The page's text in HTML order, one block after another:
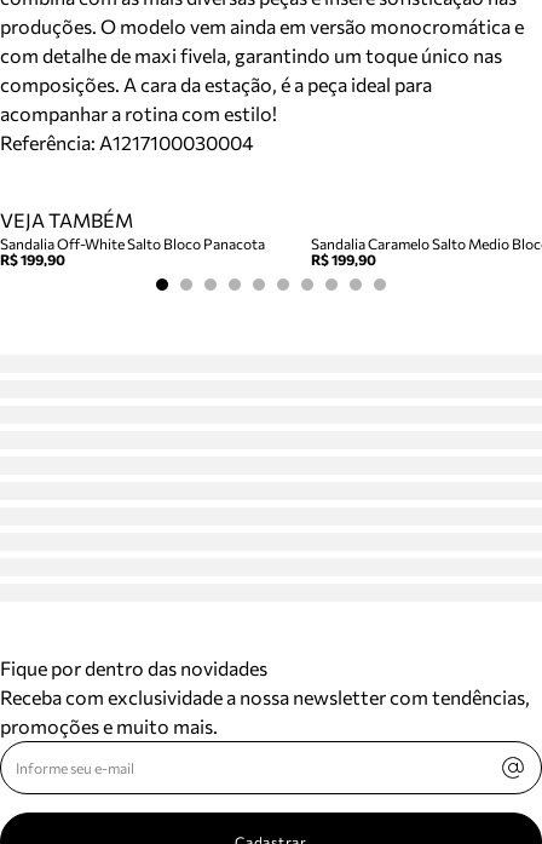
produções. O modelo vem ainda em versão monocromática e
com detalhe de maxi fivela, garantindo um toque único nas
composições. A cara da estação, é a peça ideal para
acompanhar a rotina com estilo!
Referência: A1217100030004
VEJA TAMBÉM
Sandalia Off-White Salto Bloco Panacota
R$ 199,90
R$ 199,90
Fique por dentro das novidades
Receba com exclusividade a nossa newsletter com tendências,
promoções e muito mais.